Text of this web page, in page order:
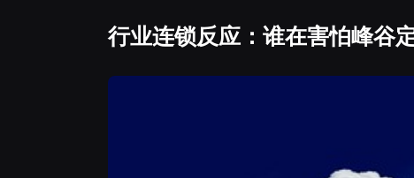
行业连锁反应：谁在害怕峰谷